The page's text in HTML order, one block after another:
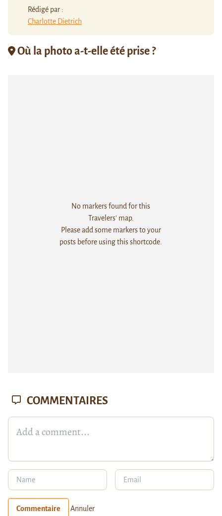
Rédigé par :
Charlotte Dietrich
Où la photo a-t-elle été prise ?
No markers found for this
Travelers' map.
Please add some markers to your
posts before using this shortcode.
COMMENTAIRES
Commentaire Annuler